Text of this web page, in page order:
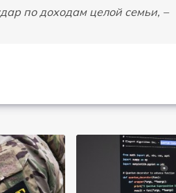
по доходам целой семьи, –